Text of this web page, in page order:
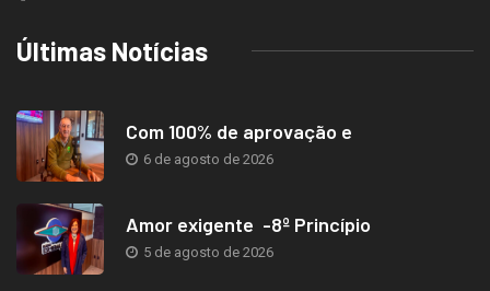
Últimas Notícias
Com 100% de aprovação e
6 de agosto de 2026
Amor exigente -8º Princípio
5 de agosto de 2026